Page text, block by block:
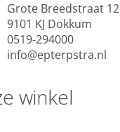
Grote Breedstraat 12
9101 KJ Dokkum
0519-294000
info@epterpstra.nl
winkel